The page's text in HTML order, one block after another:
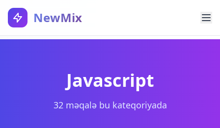
NewMix
Javascript
32 məqalə bu kateqoriyada